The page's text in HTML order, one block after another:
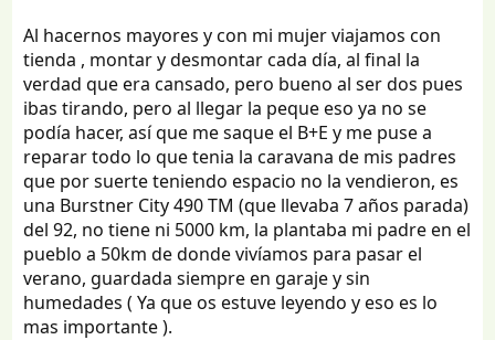
Al hacernos mayores y con mi mujer viajamos con
tienda , montar y desmontar cada día, al final la
verdad que era cansado, pero bueno al ser dos pues
ibas tirando, pero al llegar la peque eso ya no se
podía hacer, así que me saque el B+E y me puse a
reparar todo lo que tenia la caravana de mis padres
que por suerte teniendo espacio no la vendieron, es
una Burstner City 490 TM (que llevaba 7 años parada)
del 92, no tiene ni 5000 km, la plantaba mi padre en el
pueblo a 50km de donde vivíamos para pasar el
verano, guardada siempre en garaje y sin
humedades ( Ya que os estuve leyendo y eso es lo
mas importante ).